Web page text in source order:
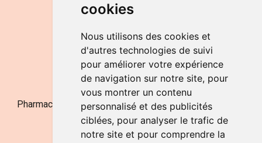
cookies
Nous utilisons des cookies et
d'autres technologies de suivi
pour améliorer votre expérience
de navigation sur notre site, pour
vous montrer un contenu
personnalisé et des publicités
ciblées, pour analyser le trafic de
notre site et pour comprendre la
LE SAMEDI
de 9h à 12h30
NOUS CONTACTER
Pharmacie Jufarma - Fatima Abachra - APB 521704 - N°
Entreprise BE0882-700-592